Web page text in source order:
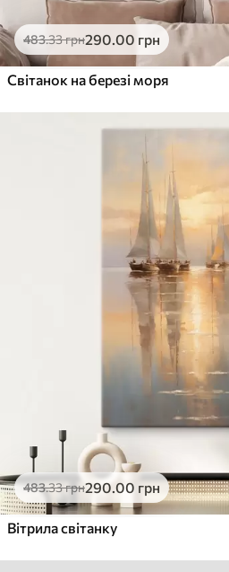
483.33грн290.00 грн
Світанок на березі моря
483.33грн290.00 грн
Вітрила світанку